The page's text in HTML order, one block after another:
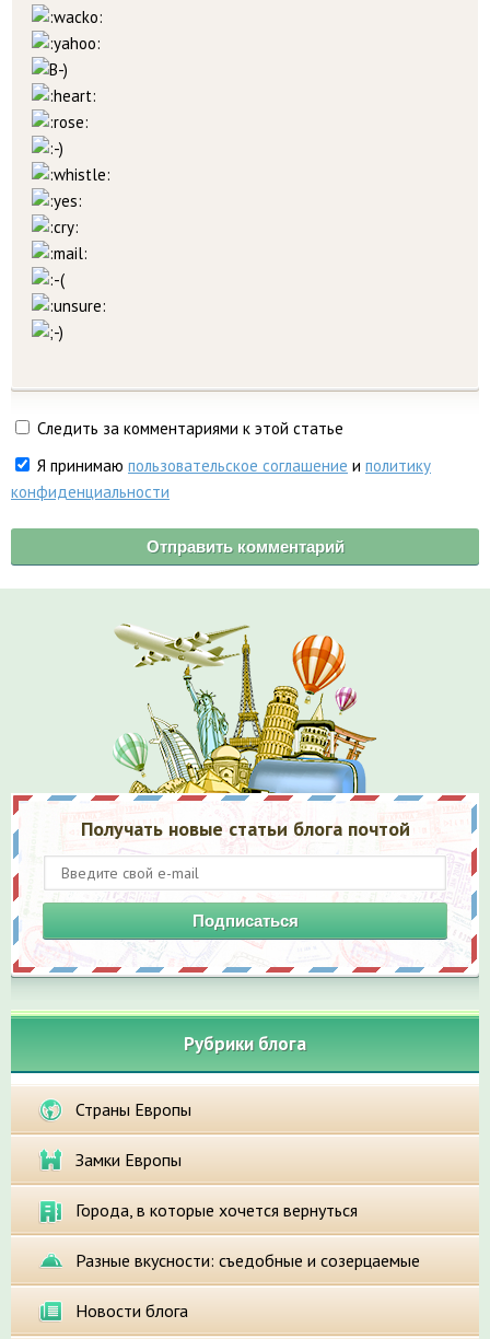
Следить за комментариями к этой статье
Я принимаю пользовательское соглашение и политику
конфиденциальности
Получать новые статьи блога почтой
Подписаться
Рубрики блога
Страны Европы
Замки Европы
Города, в которые хочется вернуться
Разные вкусности: съедобные и созерцаемые
Новости блога